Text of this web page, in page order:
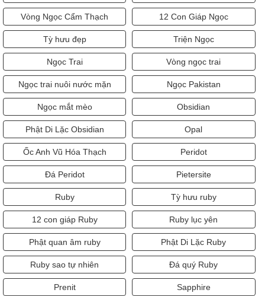
Vòng Ngọc Cẩm Thạch 12 Con Giáp Ngọc
Tỳ hưu đẹp Triện Ngọc
Ngọc Trai Vòng ngọc trai
Ngọc trai nuôi nước mặn Ngọc Pakistan
Ngọc mắt mèo Obsidian
Phật Di Lặc Obsidian Opal
Ốc Anh Vũ Hóa Thạch Peridot
Đá Peridot Pietersite
Ruby Tỳ hưu ruby
12 con giáp Ruby Ruby lục yên
Phật quan âm ruby Phật Di Lặc Ruby
Ruby sao tự nhiên Đá quý Ruby
Prenit Sapphire